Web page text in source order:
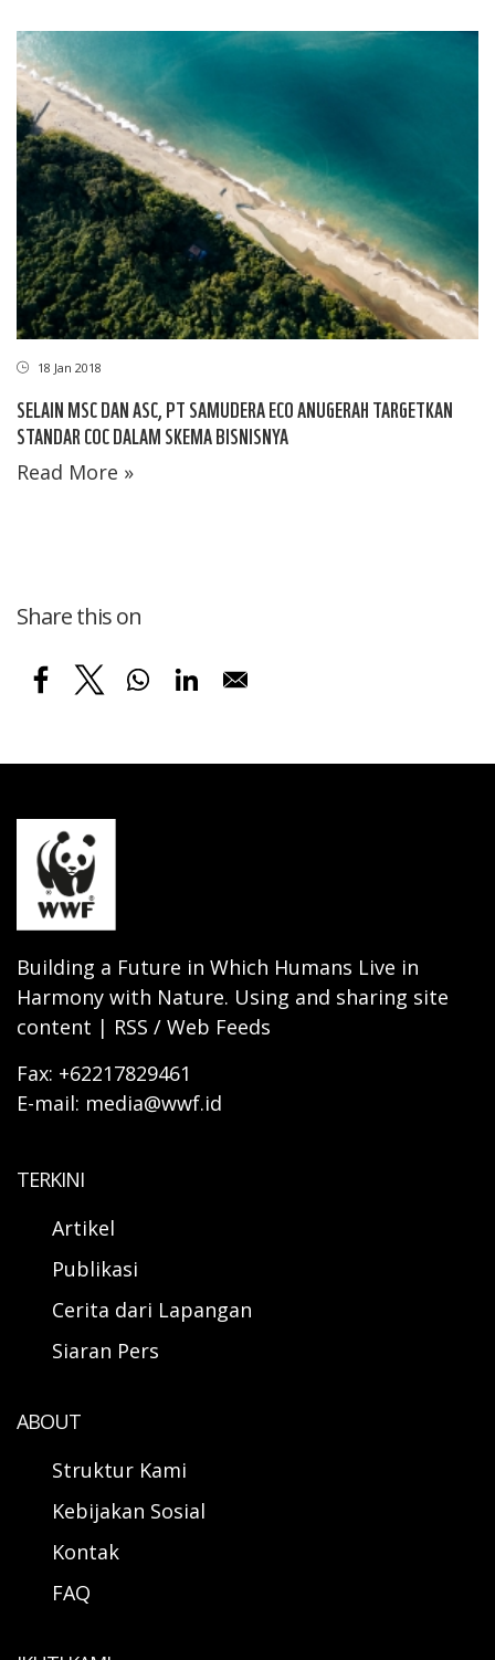
18 Jan 2018
SELAIN MSC DAN ASC, PT SAMUDERA ECO ANUGERAH TARGETKAN
STANDAR COC DALAM SKEMA BISNISNYA
Read More »
Share this on
Building a Future in Which Humans Live in
Harmony with Nature. Using and sharing site
content | RSS / Web Feeds
Fax: +62217829461
E-mail: media@wwf.id
TERKINI
Artikel
Publikasi
Cerita dari Lapangan
Siaran Pers
ABOUT
Struktur Kami
Kebijakan Sosial
Kontak
FAQ